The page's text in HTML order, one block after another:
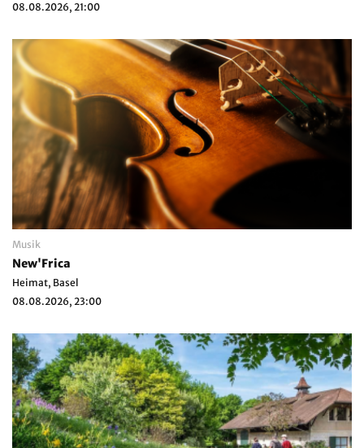
08.08.2026, 21:00
Musik
New'Frica
Heimat, Basel
08.08.2026, 23:00